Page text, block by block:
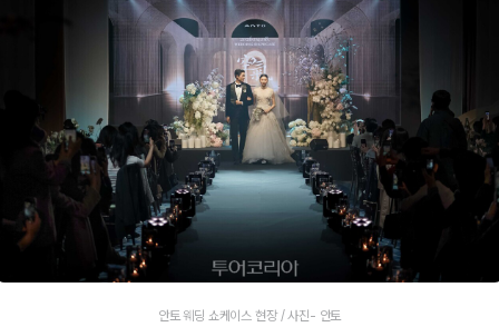
안토 웨딩 쇼케이스 현장 / 사진- 안토